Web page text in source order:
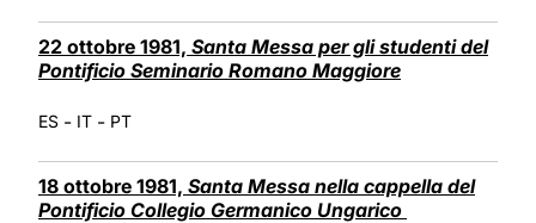
22 ottobre 1981, Santa Messa per gli studenti del
Pontificio Seminario Romano Maggiore
ES - IT - PT
18 ottobre 1981, Santa Messa nella cappella del
Pontificio Collegio Germanico Ungarico